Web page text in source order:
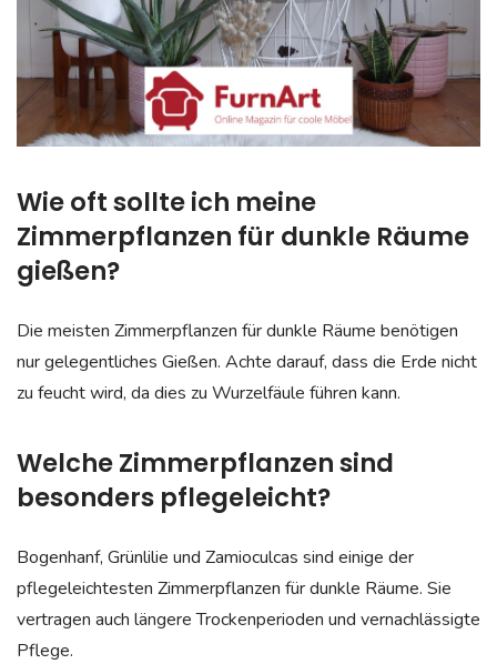
Wie oft sollte ich meine
Zimmerpflanzen für dunkle Räume
gießen?
Die meisten Zimmerpflanzen für dunkle Räume benötigen
nur gelegentliches Gießen. Achte darauf, dass die Erde nicht
zu feucht wird, da dies zu Wurzelfäule führen kann.
Welche Zimmerpflanzen sind
besonders pflegeleicht?
Bogenhanf, Grünlilie und Zamioculcas sind einige der
pflegeleichtesten Zimmerpflanzen für dunkle Räume. Sie
vertragen auch längere Trockenperioden und vernachlässigte
Pflege.